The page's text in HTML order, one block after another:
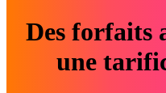
Des forfaits
une